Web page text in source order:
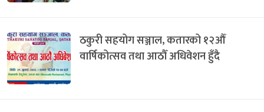
ठकुरी सहयोग सञ्जाल, कतारको १२औँ
वार्षिकोत्सव तथा आठौँ अधिवेशन हुँदै